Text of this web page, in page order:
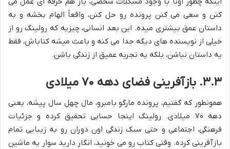
کنن و سعی می کنن پرونده رو حل کنن، واقعاً الهام بخشه و به
داستان عمق بیشتری میده. این بعد انسانی، چیزیه که رولینگ رو از
خیلی از نویسنده های دیگه جدا می کنه و باعث میشه کتاباش، فقط
یه داستان نباشن، بلکه یه تجربه عمیق از زندگی باشن.
۳.۳. بازآفرینی فضای دهه ۷۰ میلادی
همونطور که گفتیم، پرونده مارگو بامبرو، مال چهل سال پیشه، یعنی
دهه ۷۰ میلادی. رولینگ اینجا حسابی تحقیق کرده و جزئیات
فرهنگی، اجتماعی و حتی سبک زندگی اون دوران رو به زیبایی تمام
بازآفرینی کرده. وقتی کتاب رو می خونید، انگار دارید سوار یه ماشین